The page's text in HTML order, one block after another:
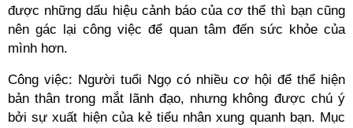
được những dấu hiệu cảnh báo của cơ thể thì bạn cũng
nên gác lại công việc để quan tâm đến sức khỏe của
mình hơn.
Công việc: Người tuổi Ngọ có nhiều cơ hội để thể hiện
bản thân trong mắt lãnh đạo, nhưng không được chú ý
bởi sự xuất hiện của kẻ tiểu nhân xung quanh bạn. Mục